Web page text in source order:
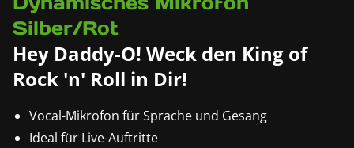
Silber/Rot
Hey Daddy-O! Weck den King of
Rock 'n' Roll in Dir!
Vocal-Mikrofon für Sprache und Gesang
Ideal für Live-Auftritte